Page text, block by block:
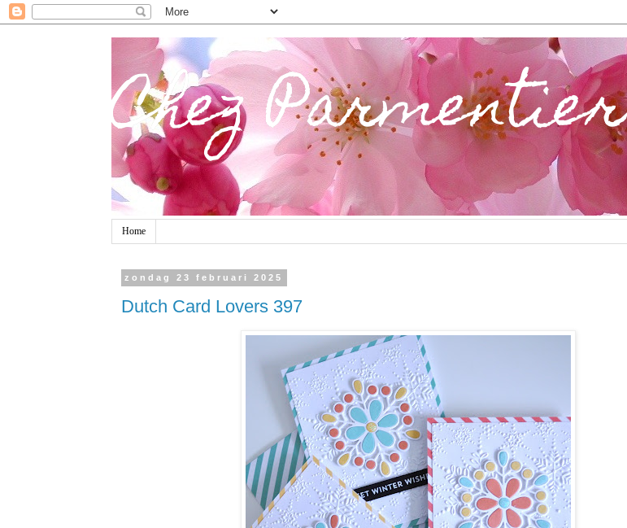
Chez Parmentier
Home
zondag 23 februari 2025
Dutch Card Lovers 397